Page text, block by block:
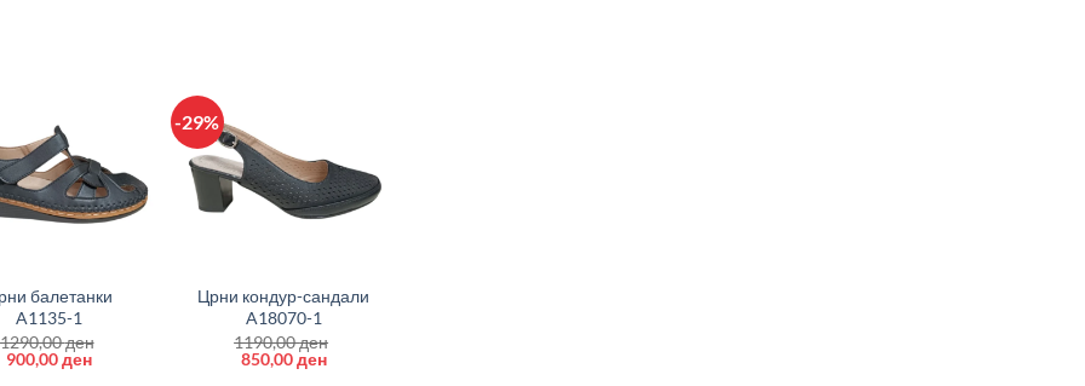
балетанки
A1135-1
1290,00ден
Original
price
900,00денCurrent
-29%
Црни кондур-сандали
A18070-1
1190,00ден
Original
price
850,00денCurrent